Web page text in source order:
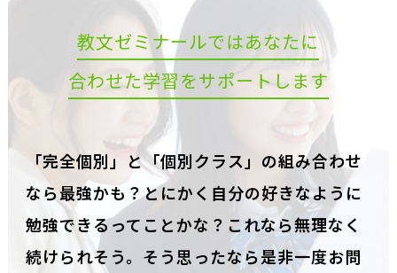
教文ゼミナールではあなたに
合わせた学習をサポートします
「完全個別」と「個別クラス」の組み合わせ
なら最強かも？とにかく自分の好きなように
勉強できるってことかな？これなら無理なく
続けられそう。そう思ったなら是非一度お問